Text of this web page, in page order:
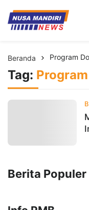
Kampus
Universitas Nusa Mandiri
Beranda Program
Tag:
Berita Populer